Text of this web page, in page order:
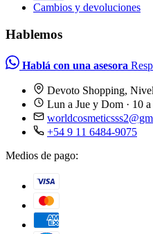
Cambios y devoluciones
Hablemos
Hablá con una asesora
Devoto Shopping,
Lun a Jue y Dom · 10
+54 9 11 6484-9075
Medios de pago: